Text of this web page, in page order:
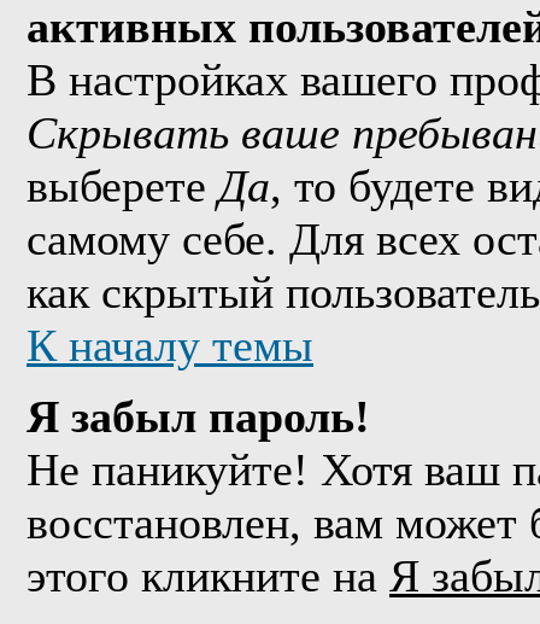
активных
В настройках вашего
Скрывать ваше
выберетеДа, то будете
самому себе. Для всех
как скрытый
К началу темы
Я забыл пароль!
Не паникуйте! Хотя ваш
восстановлен, вам
этого кликните на Я